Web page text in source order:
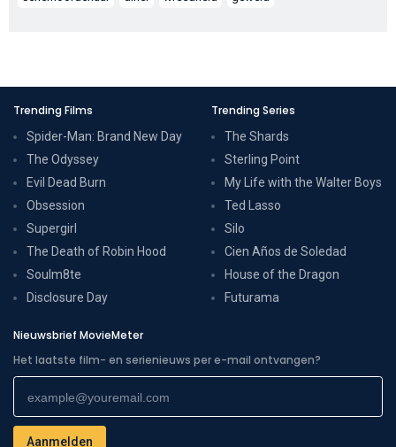
Trending Films
Spider-Man: Brand New Day
The Odyssey
Evil Dead Burn
Obsession
Supergirl
The Death of Robin Hood
Soulm8te
Disclosure Day
Trending Series
The Shards
Sterling Point
My Life with the Walter Boys
Ted Lasso
Silo
Cien Años de Soledad
House of the Dragon
Futurama
Nieuwsbrief MovieMeter
Het laatste film- en serienieuws per e-mail ontvangen?